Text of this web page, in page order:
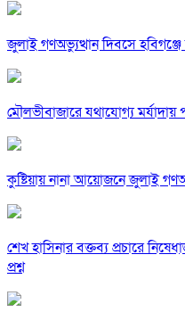
জুলাই গণঅভ্যুত্থান দিবসে হবিগঞ্জে
মৌলভীবাজারে যথাযোগ্য
কুষ্টিয়ায় নানা আয়োজনে জুলাই
শেখ হাসিনার বক্তব্য প্রচারে
প্রশ্ন